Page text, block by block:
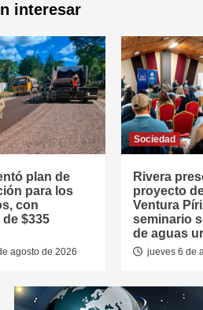
interesar
plan de
para los
con
$335
agosto de 2026
Sociedad
Rivera
proyecto
Ventura
seminario
de aguas
jueves 6 de